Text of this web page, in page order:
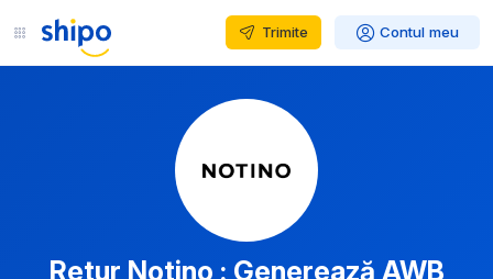
Trimite Contul meu
Retur Notino : Generează AWB